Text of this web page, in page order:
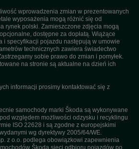
wprowadzenia zmian w prezentowanych
wyposażenia mogą różnić się od
rynek polski. Zamieszczone zdjęcia mogą
dostępne za dopłatą. Wiążące
i specyfikacji pojazdu następują w umowie
technicznych zawiera świadectwo
sobie prawo do zmian i pomyłek.
na stronie są aktualne na dzień ich
informacji prosimy kontaktować się z
samochody marki Škoda są wykonywane
względem możliwości odzysku i recyklingu
ISO 22628 i są zgodne z europejskimi
wg dyrektywy 2005/64/WE.
z o.o. podlega obowiązkowi zapewnienia
Škoda sieci odbioru pojazdów po